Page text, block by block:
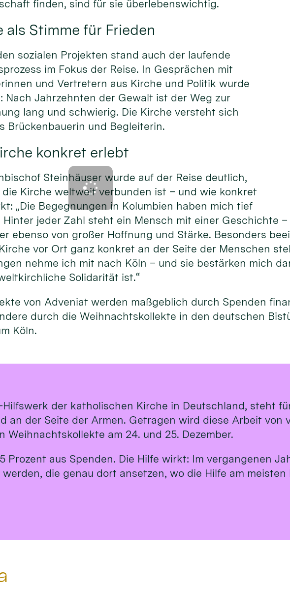
finden, sind für sie überlebenswichtig.
als Stimme für Frieden
sozialen Projekten stand auch der laufende
im Fokus der Reise. In Gesprächen mit
und Vertretern aus Kirche und Politik wurde
Nach Jahrzehnten der Gewalt ist der Weg zur
lang und schwierig. Die Kirche versteht sich
Brückenbauerin und Begleiterin.
konkret erlebt
Steinhäuser wurde auf der Reise deutlich,
Kirche weltweit verbunden ist – und wie konkret
„Die Begegnungen in Kolumbien haben mich tief
Hinter jeder Zahl steht ein Mensch mit einer Geschichte
ebenso von großer Hoffnung und Stärke. Besonders
vor Ort ganz konkret an der Seite der Menschen
nehme ich mit nach Köln – und sie bestärken mich
Solidarität ist.“
von Adveniat werden maßgeblich durch Spenden
durch die Weihnachtskollekte in den deutschen
Köln.
der katholischen Kirche in Deutschland, steht
an der Seite der Armen. Getragen wird diese Arbeit von
Weihnachtskollekte am 24. und 25. Dezember.
Prozent aus Spenden. Die Hilfe wirkt: Im vergangenen
die genau dort ansetzen, wo die Hilfe am